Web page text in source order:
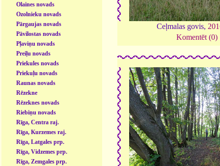
Olaines novads
Ozolnieku novads
Pārgaujas novads
Pāvilostas novads
Pļaviņu novads
Preiļu novads
Priekules novads
Priekuļu novads
Raunas novads
Rēzekne
Rēzeknes novads
Riebiņu novads
Rīga, Centra raj.
Rīga, Kurzemes raj.
Rīga, Latgales prp.
Rīga, Vidzemes prp.
Rīga, Zemgales prp.
Ceļmalas govis,
Komentēt (0)